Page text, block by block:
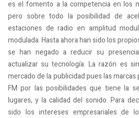
es el fomento a la competencia en los
pero sobre todo la posibilidad de
estaciones de radio en amplitud
modulada. Hasta ahora han sido los
se han negado a reducir su
actualizar su tecnología. La razón es
mercado de la publicidad pues las
FM por las posibilidades que tiene la
lugares, y la calidad del sonido. Para
sido los intereses empresariales de